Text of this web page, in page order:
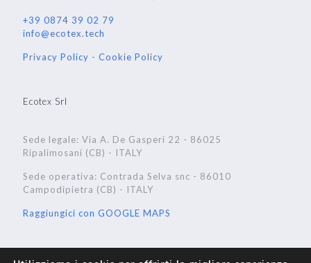
+39 0874 39 02 79
info@ecotex.tech
Privacy Policy - Cookie Policy
Ecotex Srl
Sede legale: Via A. De Gasperi 22 - 86025
Ripalimosani (CB) - ITALY
Sede operativa: Contrada Selva snc - 86010
Campodipietra (CB) - ITALY
Raggiungici con GOOGLE MAPS